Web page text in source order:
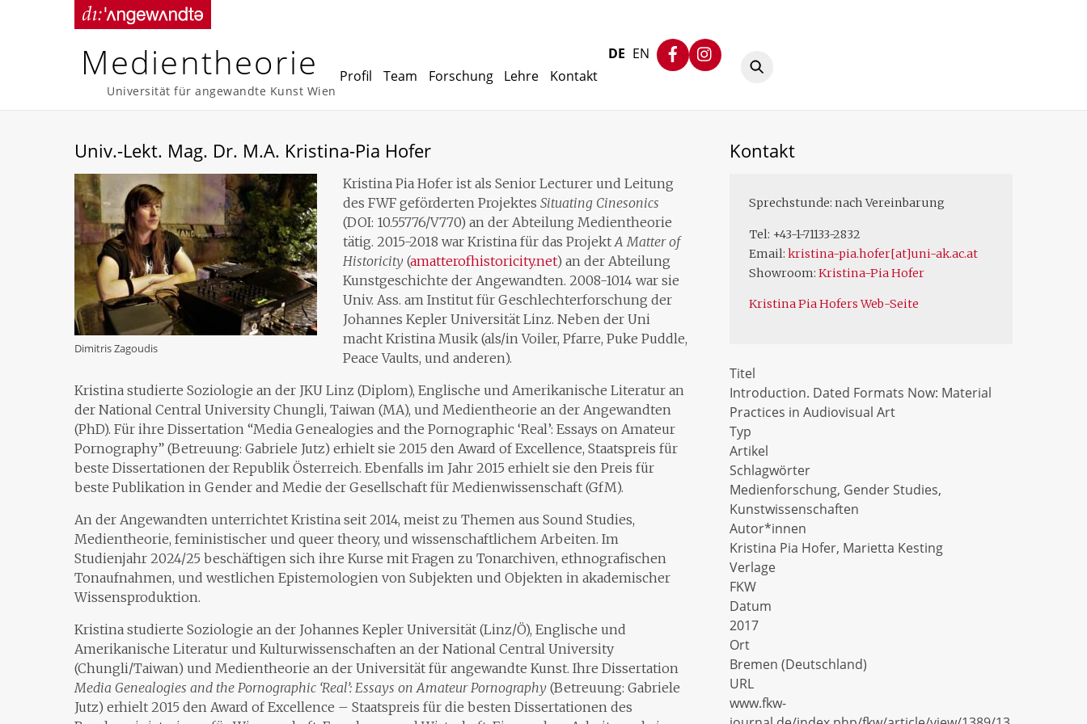
Medientheorie
Universität für angewandte Kunst Wien
DE EN
FacebookInstagram
Profil
Team Forschung Lehre Kontakt
Univ.-Lekt. Mag. Dr. M.A. Kristina-Pia Hofer
Dimitris Zagoudis
Kristina Pia Hofer ist als Senior Lecturer und Leitung
des FWF geförderten Projektes Situating Cinesonics
(DOI: 10.55776/V770) an der Abteilung Medientheorie
tätig. 2015-2018 war Kristina für das ProjektA Matter of
Historicity (amatterofhistoricity.net) an der Abteilung
Kunstgeschichte der Angewandten. 2008-1014 war sie
Univ. Ass. am Institut für Geschlechterforschung der
Johannes Kepler Universität Linz. Neben der Uni
macht Kristina Musik (als/in Voiler, Pfarre, Puke Puddle,
Peace Vaults, und anderen).
Kristina studierte Soziologie an der JKU Linz (Diplom), Englische und Amerikanische Literatur an
der National Central University Chungli, Taiwan (MA), und Medientheorie an der Angewandten
(PhD). Für ihre Dissertation “Media Genealogies and the Pornographic ‘Real’: Essays on Amateur
Pornography” (Betreuung: Gabriele Jutz) erhielt sie 2015 den Award of Excellence, Staatspreis für
beste Dissertationen der Republik Österreich. Ebenfalls im Jahr 2015 erhielt sie den Preis für
beste Publikation in Gender and Medie der Gesellschaft für Medienwissenschaft (GfM).
An der Angewandten unterrichtet Kristina seit 2014, meist zu Themen aus Sound Studies,
Medientheorie, feministischer und queer theory, und wissenschaftlichem Arbeiten. Im
Studienjahr 2024/25 beschäftigen sich ihre Kurse mit Fragen zu Tonarchiven, ethnografischen
Tonaufnahmen, und westlichen Epistemologien von Subjekten und Objekten in akademischer
Wissensproduktion.
Kristina studierte Soziologie an der Johannes Kepler Universität (Linz/Ö), Englische und
Amerikanische Literatur und Kulturwissenschaften an der National Central University
(Chungli/Taiwan) und Medientheorie an der Universität für angewandte Kunst. Ihre Dissertation
Media Genealogies and the Pornographic ‘Real’: Essays on Amateur Pornography (Betreuung: Gabriele
Jutz) erhielt 2015 den Award of Excellence – Staatspreis für die besten Dissertationen des
Kontakt
Sprechstunde: nach Vereinbarung
Tel: +43-1-71133-2832
Email: kristina-pia.hofer[at]uni-ak.ac.at
Showroom: Kristina-Pia Hofer
Kristina Pia Hofers Web-Seite
Titel
Introduction. Dated Formats Now: Material
Practices in Audiovisual Art
Typ
Artikel
Schlagwörter
Medienforschung, Gender Studies,
Kunstwissenschaften
Autor*innen
Kristina Pia Hofer, Marietta Kesting
Verlage
FKW
Datum
2017
Ort
Bremen (Deutschland)
URL
www.fkw-